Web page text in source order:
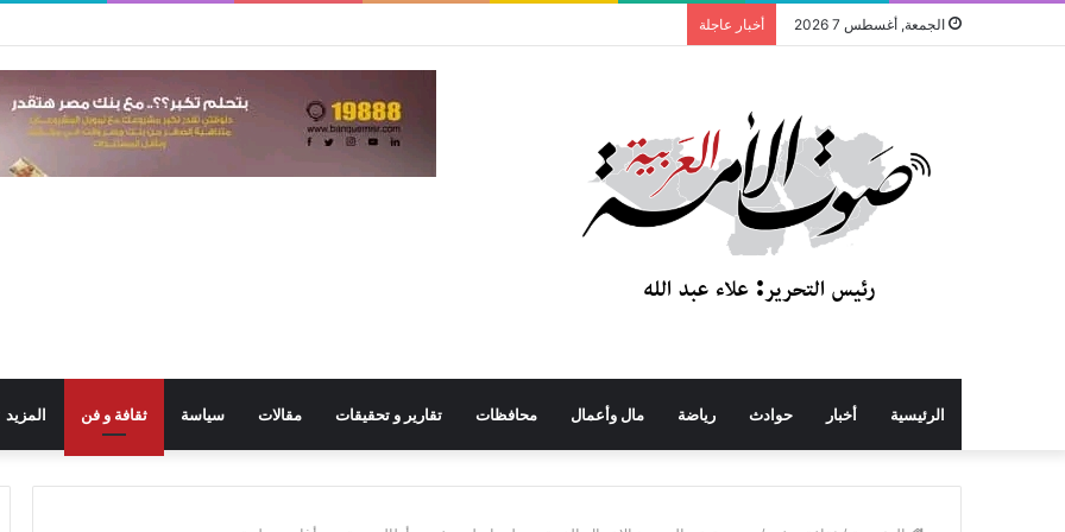
الجمعة, أغسطس 7 2026 أخبار عاجلة
الرئيسية أخبار حوادث رياضة مال وأعمال محافظات تقارير و تحقيقات مقالات سياسة ثقافة و فن المزيد